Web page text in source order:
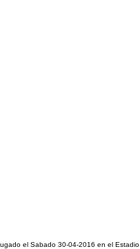
el Sabado 30-04-2016 en el